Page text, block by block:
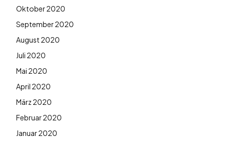
Oktober 2020
September 2020
August 2020
Juli 2020
Mai 2020
April 2020
März 2020
Februar 2020
Januar 2020